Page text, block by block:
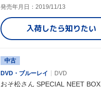
発売年月日：2019/11/13
入荷したら知りたい
中古
DVD・ブルーレイ
DVD
おそ松さん SPECIAL NEET BOX